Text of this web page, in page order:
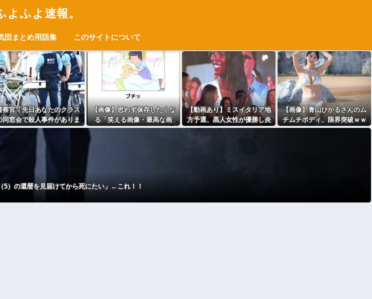
よふよ速報。
団まとめ用語集 このサイトについて
察官「先日あなたのクラス
同窓会で殺人事件がありま
て…」ワイ「…ちょっと待
ってください…」⇒！
【画像】思わず保存したくな
る「笑える画像・最高な画
像」貼っていけｗｗｗｗｗ
【動画あり】ミスイタリア地
方予選、黒人女性が優勝し炎
上
【画像】青山ひかるさんのム
チムチボディ、限界突破ｗｗ
ｗｗｗｗｗｗｗｗｗｗ
5）の還暦を見届けてから死にたい」←これ！！